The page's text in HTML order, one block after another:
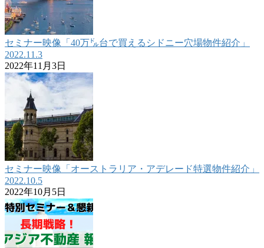
セミナー映像「40万㌦台で買えるシドニー穴場物件紹介」
2022.11.3
2022年11月3日
セミナー映像「オーストラリア・アデレード特選物件紹介」
2022.10.5
2022年10月5日